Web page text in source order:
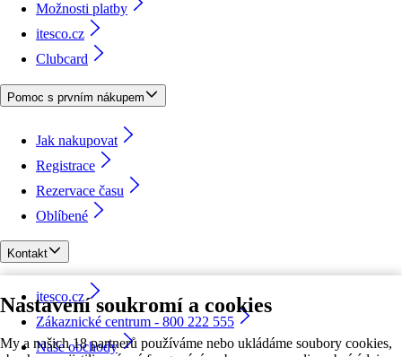
Nastavení soukromí a cookies
My a našich 18 partnerů používáme nebo ukládáme soubory cookies,
Možnosti platby
itesco.cz
Clubcard
Pomoc s prvním nákupem
Jak nakupovat
Registrace
Rezervace času
Oblíbené
Kontakt
itesco.cz
Zákaznické centrum - 800 222 555
Naše obchody